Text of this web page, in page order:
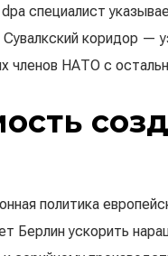
специалист
Сувалкский коридор
членов НАТО с
политика
Берлин ускорить